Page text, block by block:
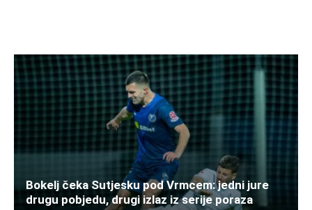
Bokelj čeka Sutjesku pod Vrmcem: jedni jure
drugu pobjedu, drugi izlaz iz serije poraza